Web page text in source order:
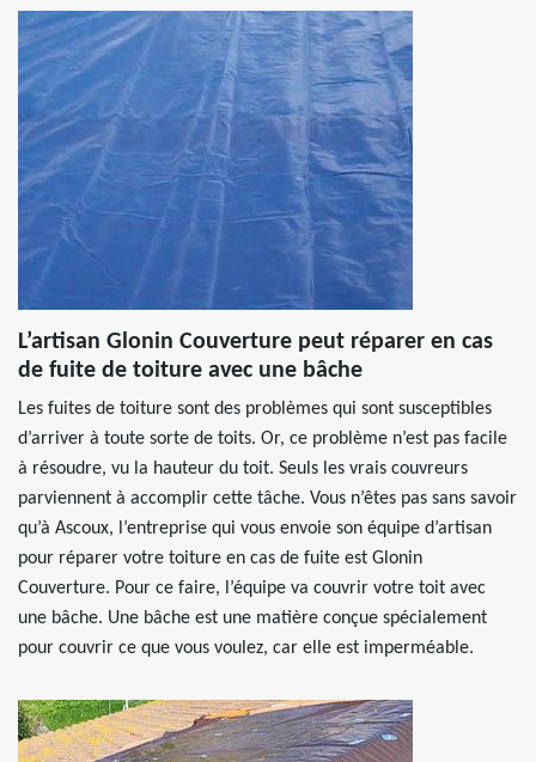
L’artisan Glonin Couverture peut réparer en cas
de fuite de toiture avec une bâche
Les fuites de toiture sont des problèmes qui sont susceptibles
d’arriver à toute sorte de toits. Or, ce problème n’est pas facile
à résoudre, vu la hauteur du toit. Seuls les vrais couvreurs
parviennent à accomplir cette tâche. Vous n’êtes pas sans savoir
qu’à Ascoux, l’entreprise qui vous envoie son équipe d’artisan
pour réparer votre toiture en cas de fuite est Glonin
Couverture. Pour ce faire, l’équipe va couvrir votre toit avec
une bâche. Une bâche est une matière conçue spécialement
pour couvrir ce que vous voulez, car elle est imperméable.